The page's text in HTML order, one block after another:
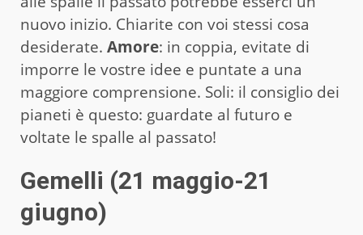
nuovo inizio. Chiarite con voi stessi cosa
desiderate. Amore: in coppia, evitate di
imporre le vostre idee e puntate a una
maggiore comprensione. Soli: il consiglio dei
pianeti è questo: guardate al futuro e
voltate le spalle al passato!
Gemelli (21 maggio-21
giugno)